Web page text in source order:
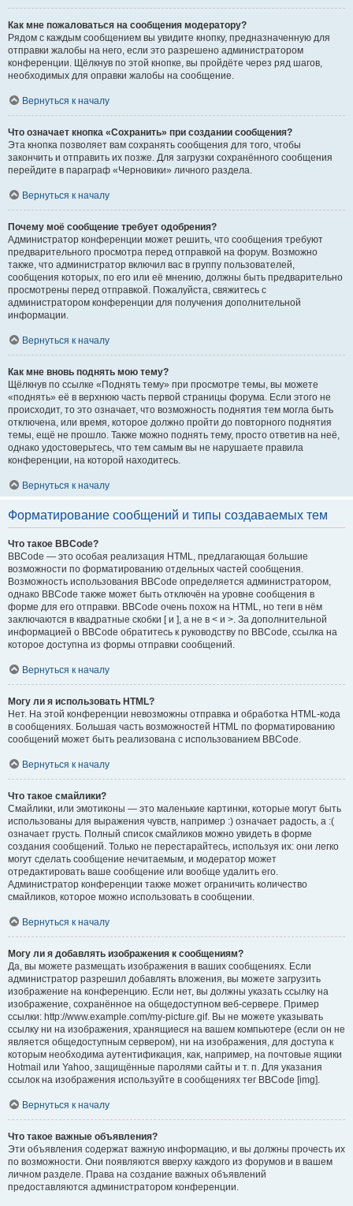
Как мне пожаловаться на сообщения модератору?
Рядом с каждым сообщением вы увидите кнопку, предназначенную для
отправки жалобы на него, если это разрешено администратором
конференции. Щёлкнув по этой кнопке, вы пройдёте через ряд шагов,
необходимых для оправки жалобы на сообщение.
Вернуться к началу
Что означает кнопка «Сохранить» при создании сообщения?
Эта кнопка позволяет вам сохранять сообщения для того, чтобы
закончить и отправить их позже. Для загрузки сохранённого сообщения
перейдите в параграф «Черновики» личного раздела.
Вернуться к началу
Почему моё сообщение требует одобрения?
Администратор конференции может решить, что сообщения требуют
предварительного просмотра перед отправкой на форум. Возможно
также, что администратор включил вас в группу пользователей,
сообщения которых, по его или её мнению, должны быть предварительно
просмотрены перед отправкой. Пожалуйста, свяжитесь с
администратором конференции для получения дополнительной
информации.
Вернуться к началу
Как мне вновь поднять мою тему?
Щёлкнув по ссылке «Поднять тему» при просмотре темы, вы можете
«поднять» её в верхнюю часть первой страницы форума. Если этого не
происходит, то это означает, что возможность поднятия тем могла быть
отключена, или время, которое должно пройти до повторного поднятия
темы, ещё не прошло. Также можно поднять тему, просто ответив на неё,
однако удостоверьтесь, что тем самым вы не нарушаете правила
конференции, на которой находитесь.
Вернуться к началу
Форматирование сообщений и типы создаваемых тем
Что такое BBCode?
BBCode — это особая реализация HTML, предлагающая большие
возможности по форматированию отдельных частей сообщения.
Возможность использования BBCode определяется администратором,
однако BBCode также может быть отключён на уровне сообщения в
форме для его отправки. BBCode очень похож на HTML, но теги в нём
заключаются в квадратные скобки [ и ], а не в < и >. За дополнительной
информацией о BBCode обратитесь к руководству по BBCode, ссылка на
которое доступна из формы отправки сообщений.
Вернуться к началу
Могу ли я использовать HTML?
Нет. На этой конференции невозможны отправка и обработка HTML-кода
в сообщениях. Большая часть возможностей HTML по форматированию
сообщений может быть реализована с использованием BBCode.
Вернуться к началу
Что такое смайлики?
Смайлики, или эмотиконы — это маленькие картинки, которые могут быть
использованы для выражения чувств, например :) означает радость, а :(
означает грусть. Полный список смайликов можно увидеть в форме
создания сообщений. Только не перестарайтесь, используя их: они легко
могут сделать сообщение нечитаемым, и модератор может
отредактировать ваше сообщение или вообще удалить его.
Администратор конференции также может ограничить количество
смайликов, которое можно использовать в сообщении.
Вернуться к началу
Могу ли я добавлять изображения к сообщениям?
Да, вы можете размещать изображения в ваших сообщениях. Если
администратор разрешил добавлять вложения, вы можете загрузить
изображение на конференцию. Если нет, вы должны указать ссылку на
изображение, сохранённое на общедоступном веб-сервере. Пример
ссылки: http://www.example.com/my-picture.gif. Вы не можете указывать
ссылку ни на изображения, хранящиеся на вашем компьютере (если он не
является общедоступным сервером), ни на изображения, для доступа к
которым необходима аутентификация, как, например, на почтовые ящики
Hotmail или Yahoo, защищённые паролями сайты и т. п. Для указания
ссылок на изображения используйте в сообщениях тег BBCode [img].
Вернуться к началу
Что такое важные объявления?
Эти объявления содержат важную информацию, и вы должны прочесть их
по возможности. Они появляются вверху каждого из форумов и в вашем
личном разделе. Права на создание важных объявлений
предоставляются администратором конференции.